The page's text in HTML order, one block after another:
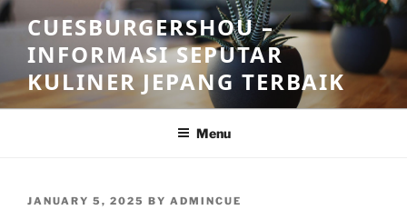
Skip
to
content
CUESBURGERSHOU –
INFORMASI SEPUTAR
KULINER JEPANG TERBAIK
Menu
POSTED
JANUARY 5, 2025 BY ADMINCUE